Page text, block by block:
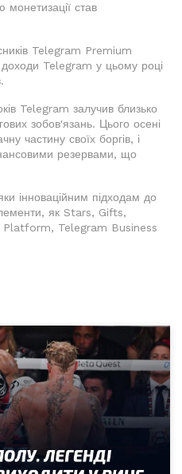
монетизації став
Telegram Premium
доходи Telegram у цьому році
Telegram залучив близько
зобов'язань. Цього осені
частину своїх боргів, і
резервами, що
інноваційним підходам до
як Stars, Gifts,
Telegram Business